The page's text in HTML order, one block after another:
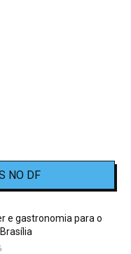
NO DF
e gastronomia para o